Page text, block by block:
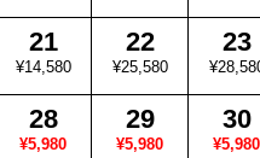
21
¥14,580
22
¥25,580
23
28
¥5,980
29
¥5,980
30
¥5,980